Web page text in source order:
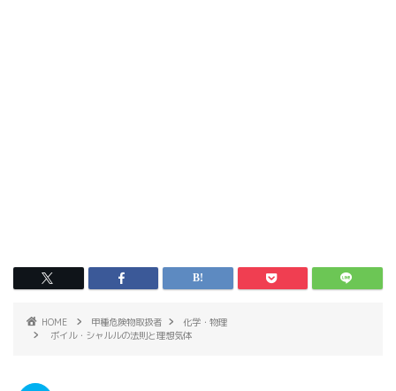
HOME 甲種危険物取扱者
化学・物理
ボイル・シャルルの法則と理想気体